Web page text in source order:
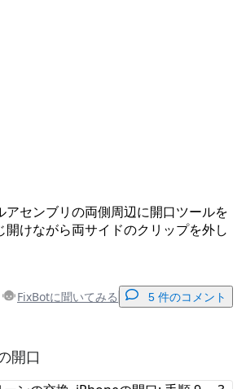
アセンブリの両側周辺に開口ツールを
開けながら両サイドのクリップを外し
FixBotに聞いてみる 5 件のコメント
コメントを追加
開口